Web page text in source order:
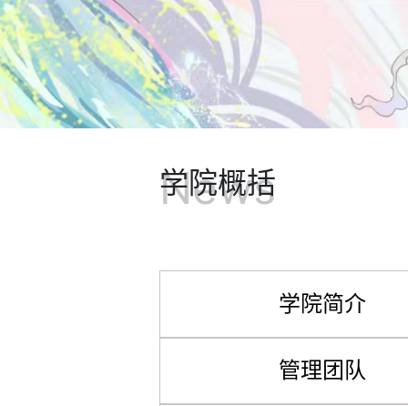
学院概括
News
学院简介
管理团队